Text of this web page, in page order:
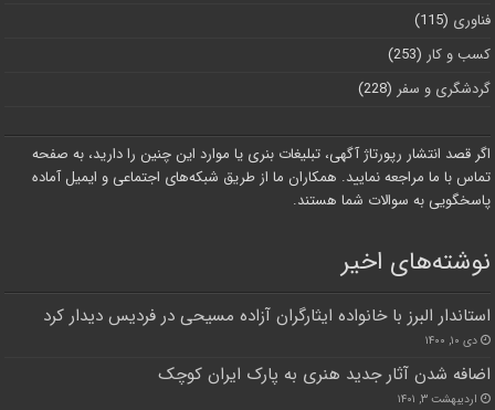
فناوری (115)
کسب و کار (253)
گردشگری و سفر (228)
اگر قصد انتشار رپورتاژ آگهی، تبلیغات بنری یا موارد این چنین را دارید، به صفحه
تماس با ما مراجعه نمایید. همکاران ما از طریق شبکه‌های اجتماعی و ایمیل آماده
پاسخگویی به سوالات شما هستند.
نوشته‌های اخیر
استاندار البرز با خانواده ایثارگران آزاده مسیحی در فردیس دیدار کرد
دی ۱۰, ۱۴۰۰
اضافه شدن آثار جدید هنری به پارک ایران کوچک
اردیبهشت ۳, ۱۴۰۱